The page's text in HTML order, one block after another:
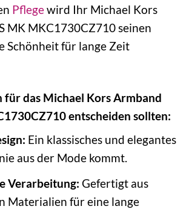
Pflegewird Ihr Michael Kors
MK MKC1730CZ710 seinen
Schönheit für lange Zeit
für das Michael Kors Armband
entscheiden sollten:
Ein klassisches und elegantes
aus der Mode kommt.
Verarbeitung: Gefertigt aus
Materialien für eine lange